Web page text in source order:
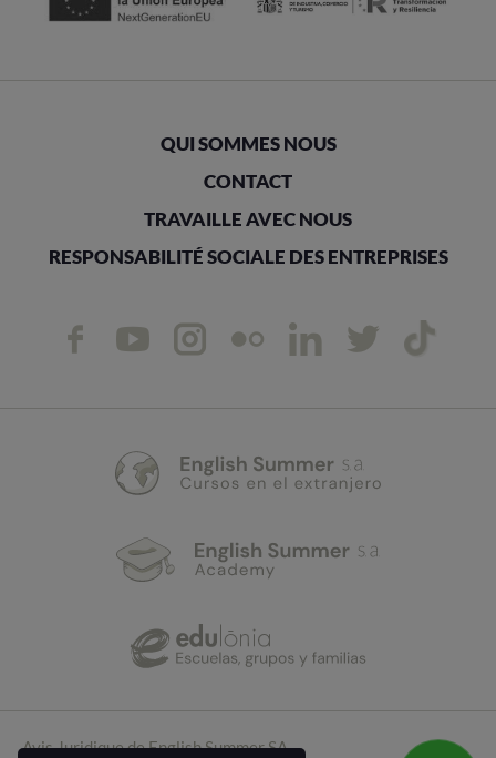
QUI SOMMES NOUS
CONTACT
TRAVAILLE AVEC NOUS
RESPONSABILITÉ SOCIALE DES ENTREPRISES
Avis Juridique de English Summer SA